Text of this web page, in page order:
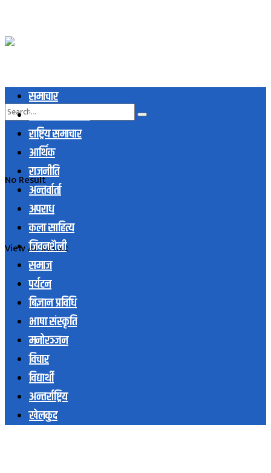
No Result
View All Result
समाचार
स्थानिय समाचार
राष्ट्रिय समाचार
आर्थिक
राजनीति
अन्तर्वार्ता
अपराध
कला साहित्य
जिवनशैली
समाज
पर्यटन
बिज्ञान प्रविधि
भाषा संस्कृति
मनोरञ्जन
विचार
विद्यार्थी
अन्तर्राष्ट्रिय
खेलकुद